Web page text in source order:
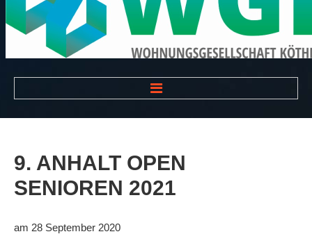
VEREIN
Der Vorstand
9. ANHALT OPEN
SENIOREN 2021
am 28 September 2020